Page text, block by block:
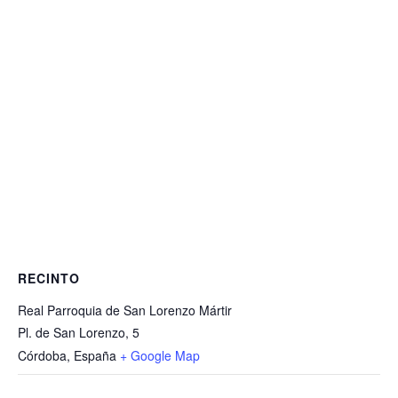
RECINTO
Real Parroquia de San Lorenzo Mártir
Pl. de San Lorenzo, 5
Córdoba, España + Google Map